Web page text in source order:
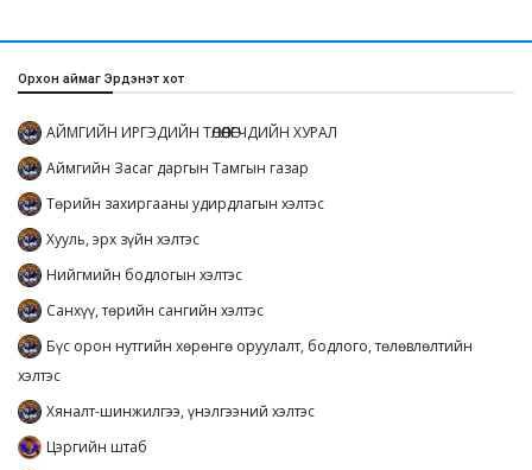
Орхон аймаг Эрдэнэт хот
АЙМГИЙН ИРГЭДИЙН ТӨЛӨӨЛӨГЧДИЙН ХУРАЛ
Аймгийн Засаг даргын Тамгын газар
Төрийн захиргааны удирдлагын хэлтэс
Хууль, эрх зүйн хэлтэс
Нийгмийн бодлогын хэлтэс
Санхүү, төрийн сангийн хэлтэс
Бүс орон нутгийн хөрөнгө оруулалт, бодлого, төлөвлөлтийн
хэлтэс
Хяналт-шинжилгээ, үнэлгээний хэлтэс
Цэргийн штаб